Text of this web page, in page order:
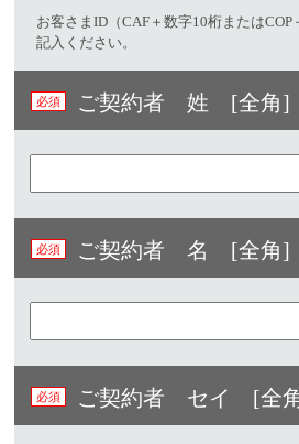
お客さまID（CAF＋数字10桁または
記入ください。
ご契約者 姓 [全角]
ご契約者 名 [全角]
ご契約者 セイ [全